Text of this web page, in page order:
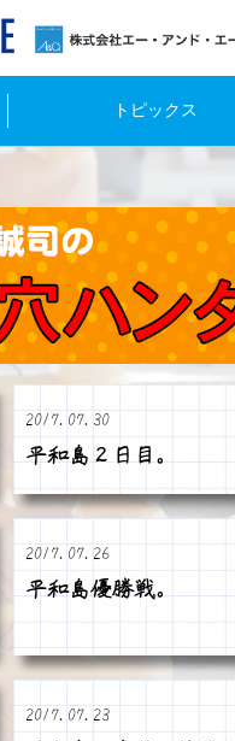
トピックス
2017.07.30
平和島２日目。
2017.07.26
平和島優勝戦。
2017.07.23